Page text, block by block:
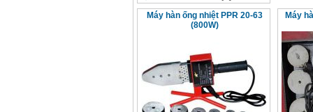
Máy hàn ống nhiệt PPR 20-63
(800W)
Máy